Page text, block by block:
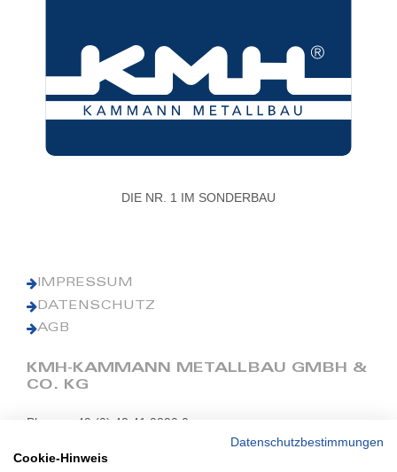
DIE NR. 1 IM SONDERBAU
IMPRESSUM
DATENSCHUTZ
AGB
KMH-KAMMANN METALLBAU GMBH &
CO. KG
Phone: +49 (0) 42 41 9390 0
E-Mail: office@kmh.net
Datenschutzbestimmungen
Cookie-Hinweis